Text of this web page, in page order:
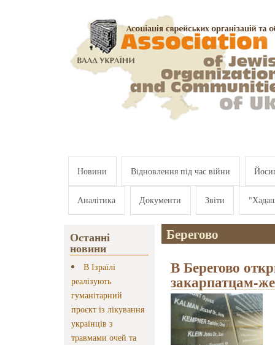
Новини Відновлення під час війни
Аналітика Документи Звіти
Останні
новини
В Ізраїлі
реалізують
гуманітарний
проєкт із лікування
українців з
травмами очей та
Берегово
В Берегово
закарпатцам-